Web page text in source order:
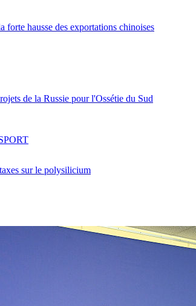
forte hausse des exportations chinoises
de la Russie pour l'Ossétie du Sud
sur le polysilicium